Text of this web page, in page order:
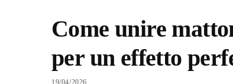
Come unire
per un effetto